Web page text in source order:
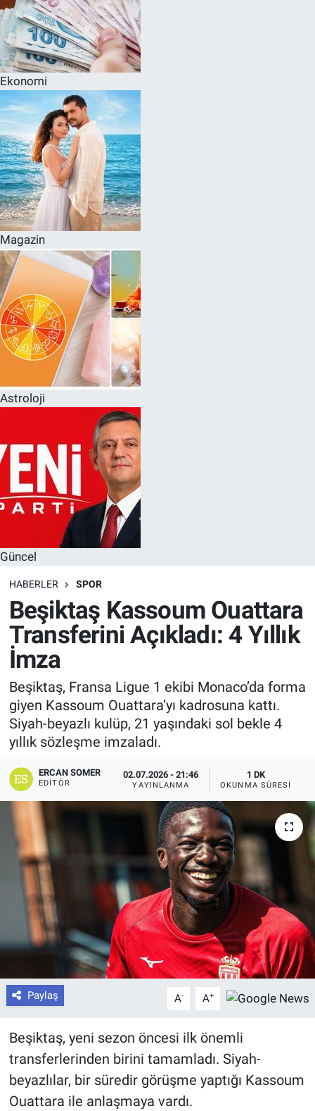
Ekonomi
Magazin
Astroloji
Güncel
HABERLER SPOR
Beşiktaş Kassoum Ouattara
Transferini Açıkladı: 4 Yıllık
İmza
Beşiktaş, Fransa Ligue 1 ekibi Monaco’da forma
giyen Kassoum Ouattara’yı kadrosuna kattı.
Siyah-beyazlı kulüp, 21 yaşındaki sol bekle 4
yıllık sözleşme imzaladı.
ERCAN SOMER
EDITÖR
02.07.2026 - 21:46
YAYINLANMA
1 DK
OKUNMA SÜRESI
Paylaş A- A+
Beşiktaş, yeni sezon öncesi ilk önemli
transferlerinden birini tamamladı. Siyah-
beyazlılar, bir süredir görüşme yaptığı Kassoum
Ouattara ile anlaşmaya vardı.